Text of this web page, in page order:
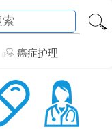
癌症护理